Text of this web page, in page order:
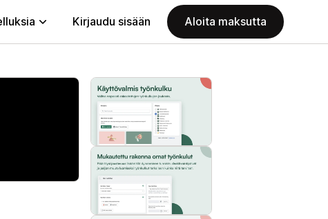
Kirjaudu sisään Aloita maksutta